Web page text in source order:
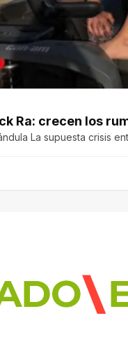
Ra: crecen los
La supuesta crisis